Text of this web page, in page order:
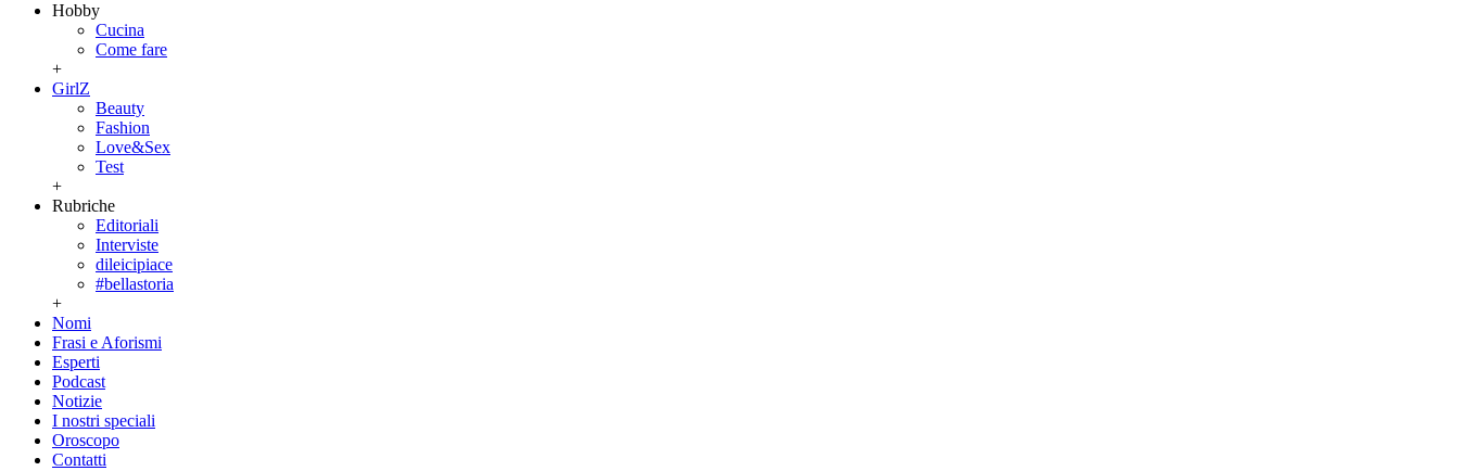
Hobby
Cucina
Come fare
+
GirlZ
Beauty
Fashion
Love&Sex
Test
+
Rubriche
Editoriali
Interviste
dileicipiace
#bellastoria
+
Nomi
Frasi e Aforismi
Esperti
Podcast
Notizie
I nostri speciali
Oroscopo
Contatti